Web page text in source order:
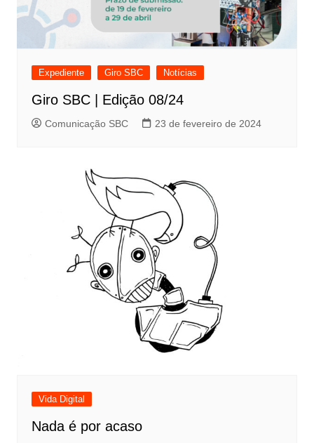
Expediente Giro SBC Notícias
Giro SBC | Edição 08/24
Comunicação SBC 23 de fevereiro de 2024
Vida Digital
Nada é por acaso